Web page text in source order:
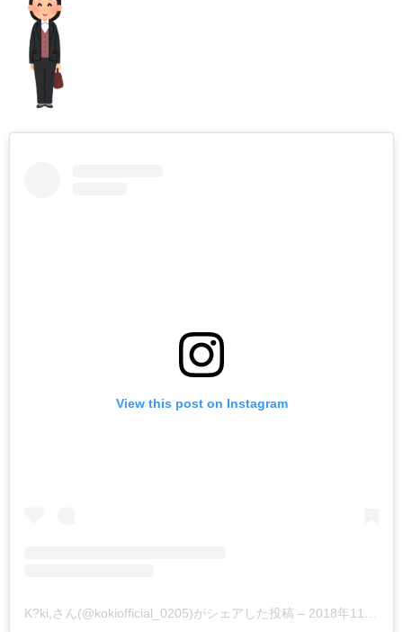
View this post on Instagram
K?ki,さん(@kokiofficial_0205)がシェアした投稿 – 2018年11月月27日午後9時04分PST